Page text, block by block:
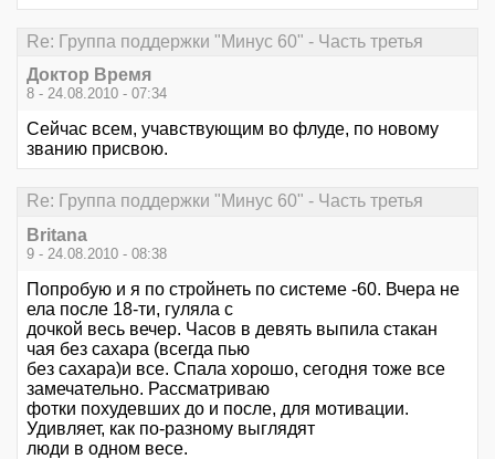
Re: Группа поддержки "Минус 60" - Часть третья
Доктор Время
8 - 24.08.2010 - 07:34
Сейчас всем, учавствующим во флуде, по новому
званию присвою.
Re: Группа поддержки "Минус 60" - Часть третья
Britana
9 - 24.08.2010 - 08:38
Попробую и я по стройнеть по системе -60. Вчера не
ела после 18-ти, гуляла с
дочкой весь вечер. Часов в девять выпила стакан
чая без сахара (всегда пью
без сахара)и все. Спала хорошо, сегодня тоже все
замечательно. Рассматриваю
фотки похудевших до и после, для мотивации.
Удивляет, как по-разному выглядят
люди в одном весе.